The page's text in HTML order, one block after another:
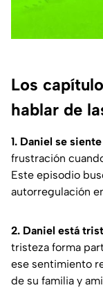
Los
hablar de
1. Daniel se
frustración
Este episodio
autorregulación
2. Daniel está
tristeza forma
ese sentimiento
de su familia y